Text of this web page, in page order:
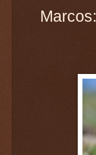
Marcos: